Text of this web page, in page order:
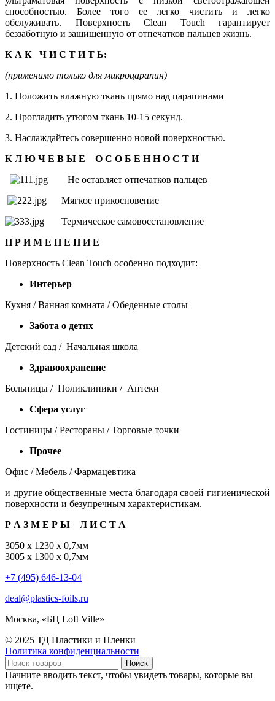
способностью. Более того ее легко чистить и легко
обслуживать. Поверхность Clean Touch гарантирует
беззаботную и защищенную от отпечатков пальцев жизнь.
К А К Ч И С Т И Т Ь:
(применимо только для микроцарапин)
1. Положить влажную ткань прямо над царапинами
2. Прогладить утюгом ткань 10-15 секунд.
3. Наслаждайтесь совершенно новой поверхностью.
К Л Ю Ч Е В Ы Е О С О Б Е Н Н О С Т И
Не оставляет отпечатков пальцев
Мягкое прикосновение
Термическое самовосстановление
П Р И М Е Н Е Н ИЕ
Поверхность Clean Touch особенно подходит:
Интерьер
Кухня / Ванная комната / Обеденные столы
Забота о детях
Детский сад / Начальная школа
Здравоохранение
Больницы / Поликлиники / Аптеки
Сфера услуг
Гостиницы / Рестораны / Торговые точки
Прочее
Офис / Мебель / Фармацевтика
и другие общественные места благодаря своей гигиенической
поверхности и безупречным характеристикам.
Р А З М Е Р Ы Л И С Т А
3050 х 1230 х 0,7мм
3005 х 1300 х 0,7мм
+7 (495) 646-13-04
deal@plastics-foils.ru
Москва, «БЦ Loft Ville»
© 2025 ТД Пластики и Пленки
Политика конфиденциальности
Поиск
Начните вводить текст, чтобы увидеть товары, которые вы
ищете.